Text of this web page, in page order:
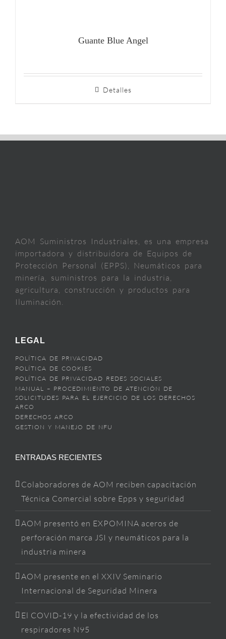
Guante Blue Angel
Detalles
AOM Suministros Industriales, es una empresa
importadora y distribuidora de Equipos de
Protección Personal (EPPS), Neumáticos para
minería, suministros para la industria,
agricultura, construcción y productos para
Iluminación.
LEGAL
POLÍTICA DE PRIVACIDAD
POLÍTICA DE COOKIES
POLÍTICA DE PRIVACIDAD REDES SOCIALES
MANUAL – PROCEDIMIENTO DE ATENCIÓN DE
SOLICITUDES PARA EL EJERCICIO DE LOS DERECHOS
ARCO
DERECHOS ARCO
GESTION Y MANEJO DE NFU
ENTRADAS RECIENTES
Colaboradores de AOM reciben capacitación
Técnica Comercial sobre Epps y seguridad
AOM presentó en EXPOMINA aceros de
perforación marca JSI y neumáticos para la
industria minera
AOM presente en el XXIV Seminario
Internacional de Seguridad Minera
El COVID-19 y la efectividad de los
respiradores N95